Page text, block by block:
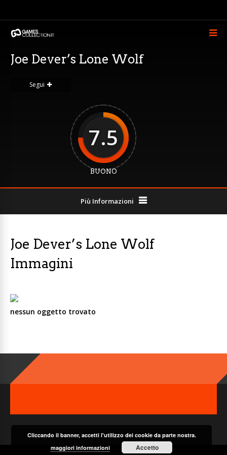
Joe Dever’s Lone Wolf
Segui
7.5
BUONO
Più Informazioni
Joe Dever’s Lone Wolf
Immagini
nessun oggetto trovato
Cliccando il banner, accetti l'utilizzo dei cookie da parte nostra.
maggiori informazioni
Accetto